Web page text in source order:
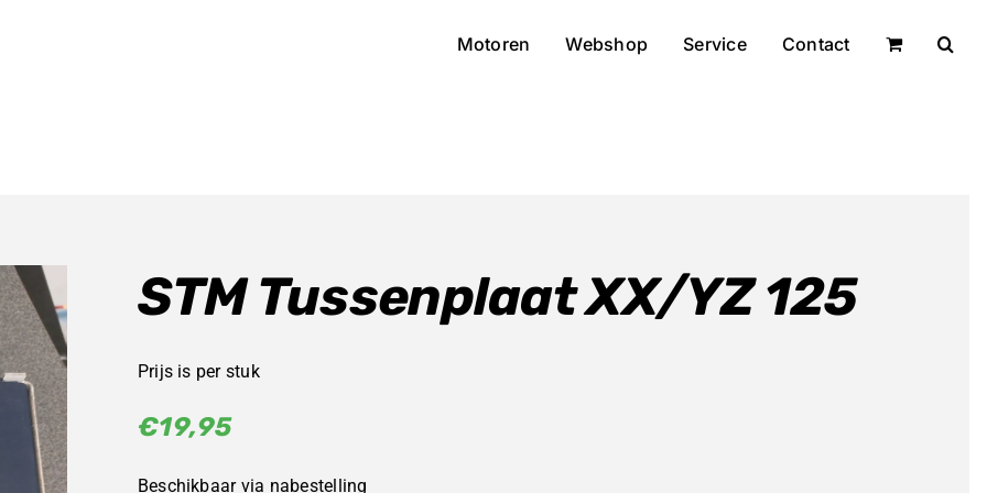
Motoren Webshop Service Contact
STM Tussenplaat XX/YZ 125
Prijs is per stuk
€19,95
Beschikbaar via nabestelling